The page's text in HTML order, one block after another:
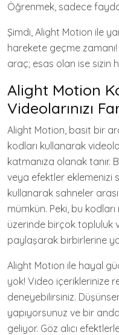
Öğrenmek, sadece
Şimdi, Alight Motion ile
harekete geçme
araç; esas olan ise sizin
Alight Motion
Videolarınızı
Alight Motion, basit bir
kodları kullanarak
katmanıza olanak tanır.
veya efektler eklemenizi
kullanarak sahneler
mümkün. Peki, bu
üzerinde birçok topluluk
paylaşarak birbirlerine
Alight Motion ile hayal
yok! Video içeriklerinize
deneyebilirsiniz.
yapıyorsunuz ve bir
geliyor. Göz alıcı